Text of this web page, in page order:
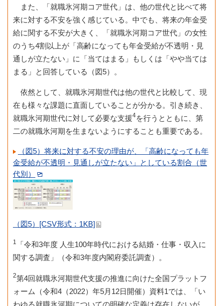
また、「就職氷河期コア世代」は、他の世代と比べて将
来に対する不安を強く感じている。中でも、将来の年金受
給に関する不安が大きく、「就職氷河期コア世代」の女性
のうち4割以上が「高齢になっても年金受給が不透明・見
通しが立たない」に「当てはまる」もしくは「やや当ては
まる」と回答している（図5）。
依然として、就職氷河期世代は他の世代と比較して、現
在も様々な課題に直面していることが分かる。引き続き、
就職氷河期世代に対して必要な支援4を行うとともに、第
二の就職氷河期を生まないようにすることも重要である。
（図5）将来に対する不安の理由が、「高齢になっても年
金受給が不透明・見通しが立たない」としている割合（世
代別）
（図5）[CSV形式：1KB]
1
「令和3年度 人生100年時代における結婚・仕事・収入に
関する調査」（令和3年度内閣府委託調査）。
2第4回就職氷河期世代支援の推進に向けた全国プラットフ
ォーム（令和4（2022）年5月12日開催）資料1では、「い
わゆる就職氷河期についての明確な定義は存在しないが、